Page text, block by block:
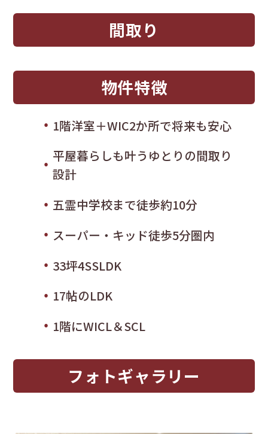
間取り
物件特徴
1階洋室＋WIC2か所で将来も安心
平屋暮らしも叶うゆとりの間取り
設計
五霊中学校まで徒歩約10分
スーパー・キッド徒歩5分圏内
33坪4SSLDK
17帖のLDK
1階にWICL＆SCL
フォトギャラリー